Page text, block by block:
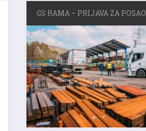
GS RAMA – PRIJAVA ZA POSAO